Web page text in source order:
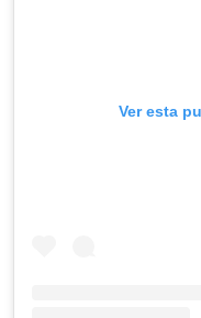
Ver esta